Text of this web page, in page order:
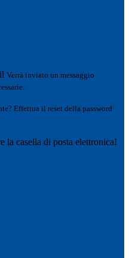
Verrà inviato un messaggio
Effettua il reset della password
la casella di posta elettronica!